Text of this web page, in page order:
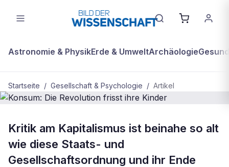
Astronomie & PhysikErde & UmweltArchäologie
Startseite / Gesellschaft & Psychologie / Artikel
Konsum: Die Revolution frisst ihre
Kinder
Kritik am Kapitalismus ist beinahe so alt
wie diese Staats- und
Gesellschaftsordnung und ihr Ende